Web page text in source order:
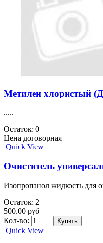
Метилен хлористый
.....
Остаток: 0
Цена договорная
Quick View
Очиститель
Изопропанол жидкость для
Остаток: 2
500.00 руб
Кол-во:
Quick View